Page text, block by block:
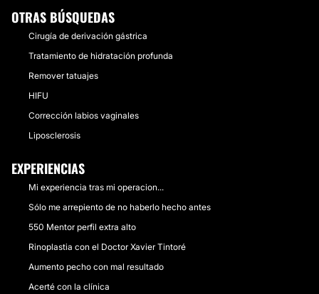
OTRAS BÚSQUEDAS
Cirugía de derivación gástrica
Tratamiento de hidratación profunda
Remover tatuajes
HIFU
Corrección labios vaginales
Liposclerosis
EXPERIENCIAS
Mi experiencia tras mi operacion...
Sólo me arrepiento de no haberlo hecho antes
550 Mentor perfil extra alto
Rinoplastia con el Doctor Xavier Tintoré
Aumento pecho con mal resultado
Acerté con la clínica